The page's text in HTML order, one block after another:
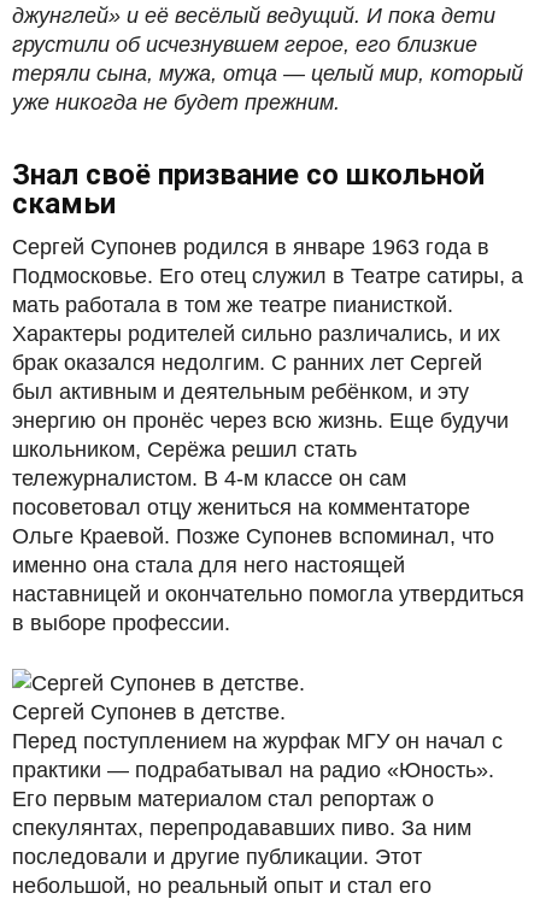
джунглей» и её весёлый ведущий. И пока дети
грустили об исчезнувшем герое, его близкие
теряли сына, мужа, отца — целый мир, который
уже никогда не будет прежним.
Знал своё призвание со школьной
скамьи
Сергей Супонев родился в январе 1963 года в
Подмосковье. Его отец служил в Театре сатиры, а
мать работала в том же театре пианисткой.
Характеры родителей сильно различались, и их
брак оказался недолгим. С ранних лет Сергей
был активным и деятельным ребёнком, и эту
энергию он пронёс через всю жизнь. Еще будучи
школьником, Серёжа решил стать
тележурналистом. В 4-м классе он сам
посоветовал отцу жениться на комментаторе
Ольге Краевой. Позже Супонев вспоминал, что
именно она стала для него настоящей
наставницей и окончательно помогла утвердиться
в выборе профессии.
Сергей Супонев в детстве.
Перед поступлением на журфак МГУ он начал с
практики — подрабатывал на радио «Юность».
Его первым материалом стал репортаж о
спекулянтах, перепродававших пиво. За ним
последовали и другие публикации. Этот
небольшой, но реальный опыт и стал его